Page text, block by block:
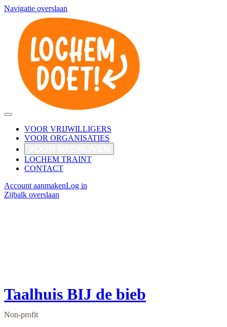
Navigatie overslaan
VOOR VRIJWILLIGERS
VOOR ORGANISATIES
LOCHEM TRAINT
CONTACT
Account aanmakenLog in
Zijbalk overslaan
Taalhuis BIJ de bieb
Non-profit